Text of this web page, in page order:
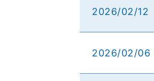
2026/02/12
2026/02/06